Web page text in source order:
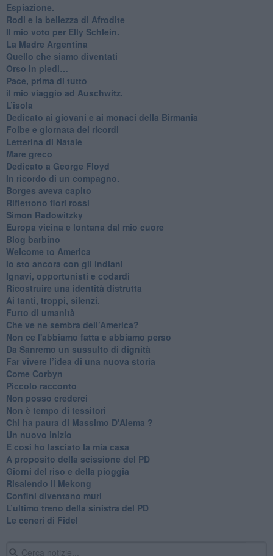
Espiazione.
Rodi e la bellezza di Afrodite
​Il mio voto per Elly Schlein.
​La Madre Argentina
Quello che siamo diventati
Orso in piedi…
​Pace, prima di tutto
​il mio viaggio ad Auschwitz.
​L’isola
Dedicato ai giovani e ai monaci della Birmania
​Foibe e giornata dei ricordi
Letterina di Natale
Mare greco
​Dedicato a George Floyd
​In ricordo di un compagno.
Borges aveva capito
Riflettono fiori rossi
Simon Radowitzky
Europa vicina e lontana dal mio cuore
Blog barbino
Welcome to America
​Io sto ancora con gli indiani
​Ignavi, opportunisti e codardi
Ricostruire una identità distrutta
Ai tanti, troppi, silenzi.
​Furto di umanità
​Che ve ne sembra dell’America?
Non ce l'abbiamo fatta e abbiamo perso
​Da Sanremo un sussulto di dignità
Far vivere l’idea di una nuova storia
Come Corbyn
Piccolo racconto
Non posso crederci
Non è tempo di tessitori
Chi ha paura di Massimo D'Alema ?
Un nuovo inizio
​E cosi ho lasciato la mia casa
A proposito della scissione del PD
​Giorni del riso e della pioggia
Risalendo il Mekong
Confini diventano muri
L’ultimo treno della sinistra del PD
Le ceneri di Fidel